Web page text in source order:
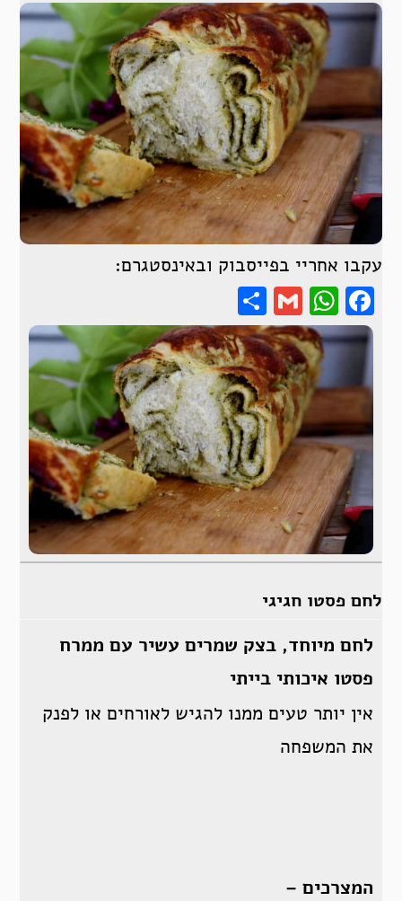
עקבו אחריי בפייסבוק ובאינסטגרם:
Facebook
WhatsApp
Gmail
לחם פסטו חגיגי
לחם מיוחד, בצק שמרים עשיר עם ממרח
פסטו איכותי בייתי
אין יותר טעים ממנו להגיש לאורחים או לפנק
את המשפחה
המצרכים –